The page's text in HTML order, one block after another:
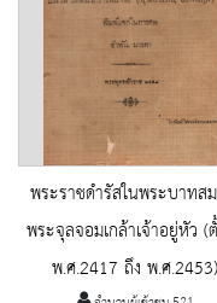
พระราชดำรัสในพระบาทส
พระจุลจอมเกล้าเจ้าอยู่หัว (
พ.ศ.2417 ถึง พ.ศ.2453)